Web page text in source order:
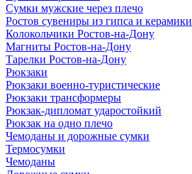
Сумки мужские через плечо
Ростов сувениры из гипса и керамики
Колокольчики Ростов-на-Дону
Магниты Ростов-на-Дону
Тарелки Ростов-на-Дону
Рюкзаки
Рюкзаки военно-туристические
Рюкзаки трансформеры
Рюкзак-дипломат ударостойкий
Рюкзак на одно плечо
Чемоданы и дорожные сумки
Термосумки
Чемоданы